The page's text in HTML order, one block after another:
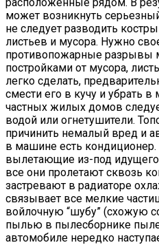
может возникнуть
не следует разводить
листьев и мусора. Нужно
противопожарные
постройками от мусора,
легко сделать,
смести его в кучу и убрать
частных жилых домов
водой или огнетушители.
причинить немалый вред и
в машине есть
вылетающие из-под
все они пролетают сквозь
застревают в радиаторе
связывает все мелкие
войлочную “шубу” (схожую
пылью в пылесборнике
автомобиле нередко